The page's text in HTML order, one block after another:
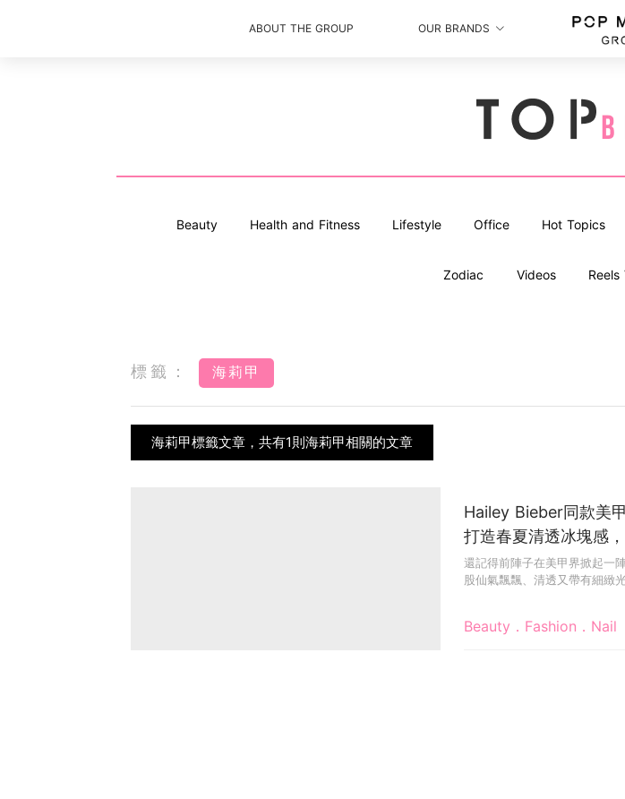
ABOUT THE GROUP OUR BRANDS
Beauty Health and Fitness Lifestyle Office Hot Topics
Zodiac Videos Reels
標籤： 海莉甲
海莉甲標籤文章，共有1則海莉甲相關的文章
Beauty．Fashion．Nail
Hailey Bieber同款美
打造春夏清透冰塊感
Match！
還記得前陣子在美甲界掀起一
股仙氣飄飄、清透又帶有細緻